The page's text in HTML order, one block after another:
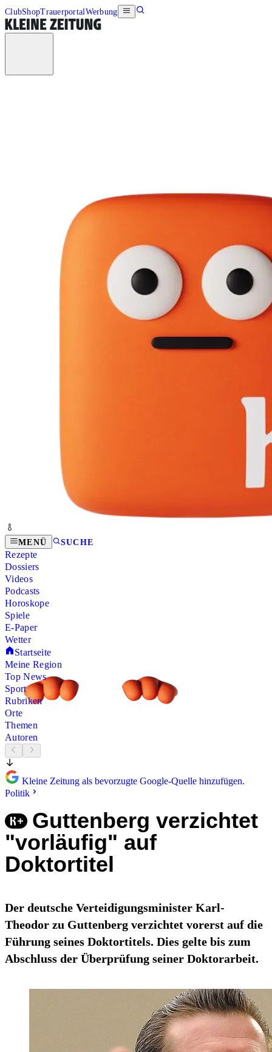
ClubShopTrauerportalWerbung
MENÜ SUCHE
Rezepte
Dossiers
Videos
Podcasts
Horoskope
Spiele
E-Paper
Wetter
Startseite
Meine Region
Top News
Sport
Rubriken
Orte
Themen
Autoren
Kleine Zeitung als bevorzugte Google-Quelle hinzufügen.
Politik
Guttenberg verzichtet
"vorläufig" auf
Doktortitel
Der deutsche Verteidigungsminister Karl-
Theodor zu Guttenberg verzichtet vorerst auf die
Führung seines Doktortitels. Dies gelte bis zum
Abschluss der Überprüfung seiner Doktorarbeit.